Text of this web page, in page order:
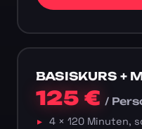
BASISKURS +
125 €/
4 × 120 Minuten,